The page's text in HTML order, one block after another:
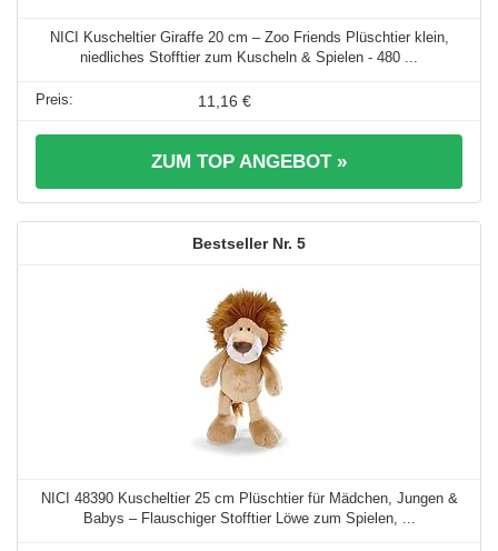
NICI Kuscheltier Giraffe 20 cm – Zoo Friends Plüschtier klein,
niedliches Stofftier zum Kuscheln & Spielen - 480 ...
11,16 €
ZUM TOP ANGEBOT »
5
NICI 48390 Kuscheltier 25 cm Plüschtier für Mädchen, Jungen &
Babys – Flauschiger Stofftier Löwe zum Spielen, ...